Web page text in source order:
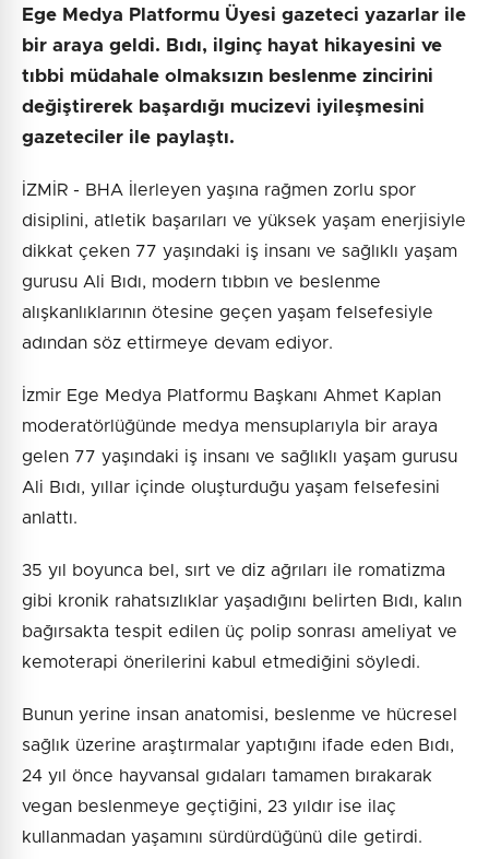
Ege Medya Platformu Üyesi gazeteci yazarlar ile
bir araya geldi. Bıdı, ilginç hayat hikayesini ve
tıbbi müdahale olmaksızın beslenme zincirini
değiştirerek başardığı mucizevi iyileşmesini
gazeteciler ile paylaştı.
İZMİR - BHA İlerleyen yaşına rağmen zorlu spor
disiplini, atletik başarıları ve yüksek yaşam enerjisiyle
dikkat çeken 77 yaşındaki iş insanı ve sağlıklı yaşam
gurusu Ali Bıdı, modern tıbbın ve beslenme
alışkanlıklarının ötesine geçen yaşam felsefesiyle
adından söz ettirmeye devam ediyor.
İzmir Ege Medya Platformu Başkanı Ahmet Kaplan
moderatörlüğünde medya mensuplarıyla bir araya
gelen 77 yaşındaki iş insanı ve sağlıklı yaşam gurusu
Ali Bıdı, yıllar içinde oluşturduğu yaşam felsefesini
anlattı.
35 yıl boyunca bel, sırt ve diz ağrıları ile romatizma
gibi kronik rahatsızlıklar yaşadığını belirten Bıdı, kalın
bağırsakta tespit edilen üç polip sonrası ameliyat ve
kemoterapi önerilerini kabul etmediğini söyledi.
Bunun yerine insan anatomisi, beslenme ve hücresel
sağlık üzerine araştırmalar yaptığını ifade eden Bıdı,
24 yıl önce hayvansal gıdaları tamamen bırakarak
vegan beslenmeye geçtiğini, 23 yıldır ise ilaç
kullanmadan yaşamını sürdürdüğünü dile getirdi.